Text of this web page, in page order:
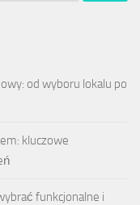
od wyboru lokalu po
kluczowe
funkcjonalne i